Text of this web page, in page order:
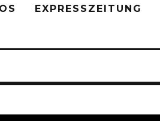
EXPRESSZEITUNG